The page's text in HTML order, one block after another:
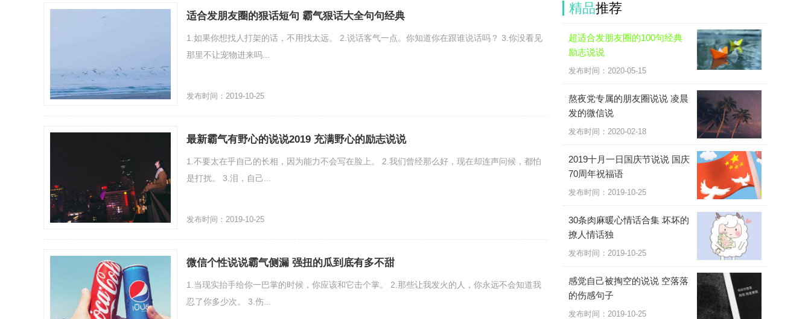
适合发朋友圈的狠话短句 霸气狠话大全句句经典
1.如果你想找人打架的话，不用找太远。 2.说话客气一点。你知道你在跟谁说话吗？ 3.你没看见
那里不让宠物进来吗...
发布时间：2019-10-25
最新霸气有野心的说说2019 充满野心的励志说说
1.不要太在乎自己的长相，因为能力不会写在脸上。 2.我们曾经那么好，现在却连声问候，都怕
是打扰。 3.泪，自己...
发布时间：2019-10-25
微信个性说说霸气侧漏 强扭的瓜到底有多不甜
1.当现实抬手给你一巴掌的时候，你应该和它击个掌。 2.那些让我发火的人，你永远不会知道我
忍了你多少次。 3.伤...
精品推荐
超适合发朋友圈的100句经典
励志说说
发布时间：2020-05-15
熬夜党专属的朋友圈说说 凌晨
发的微信说
发布时间：2020-02-18
2019十月一日国庆节说说 国庆
70周年祝福语
发布时间：2019-10-25
30条肉麻暖心情话合集 坏坏的
撩人情话独
发布时间：2019-10-25
感觉自己被掏空的说说 空落落
的伤感句子
发布时间：2019-10-25